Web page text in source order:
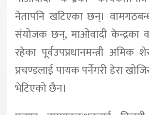
नेतापनि खटिएका छन्।
संयोजक छन्, माओवादी केन्द्रका
रहेका पूर्वउपप्रधानमन्त्री अमिक
प्रचण्डलाई पायक पर्नेगरी डेरा
भेटिएको छैन।